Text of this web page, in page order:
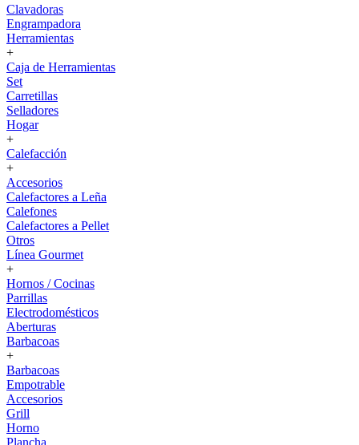
Clavadoras
Engrampadora
Herramientas
+
Caja de Herramientas
Set
Carretillas
Selladores
Hogar
+
Calefacción
+
Accesorios
Calefactores a Leña
Calefones
Calefactores a Pellet
Otros
Línea Gourmet
+
Hornos / Cocinas
Parrillas
Electrodomésticos
Aberturas
Barbacoas
+
Barbacoas
Empotrable
Accesorios
Grill
Horno
Plancha